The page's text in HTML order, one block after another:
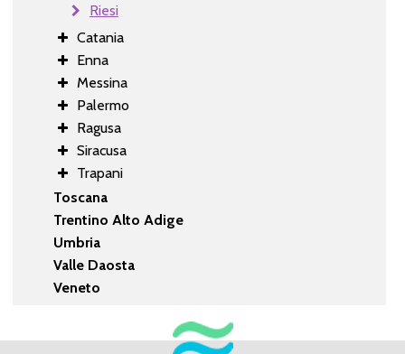
Riesi
Catania
Enna
Messina
Palermo
Ragusa
Siracusa
Trapani
Toscana
Trentino Alto Adige
Umbria
Valle Daosta
Veneto